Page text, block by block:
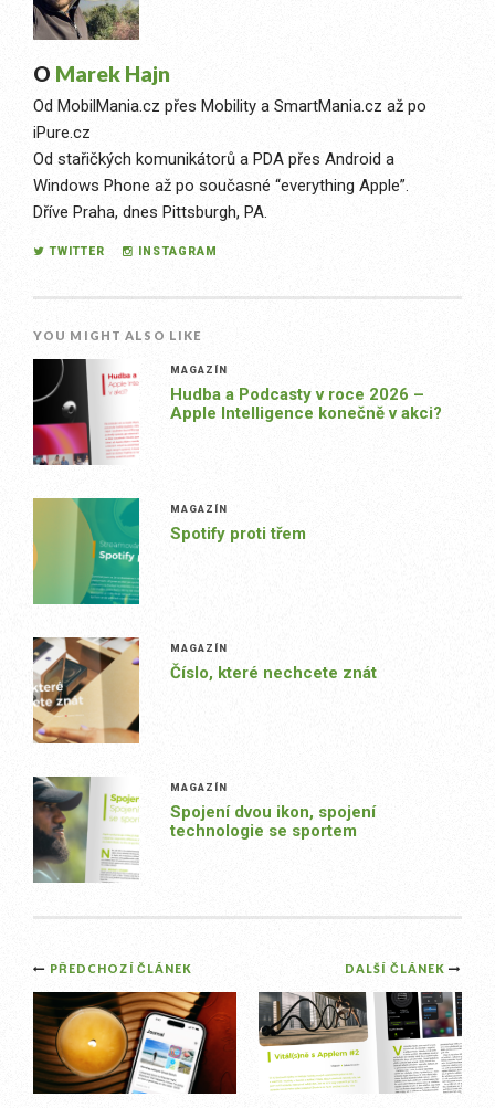
O Marek Hajn
Od MobilMania.cz přes Mobility a SmartMania.cz až po
iPure.cz
Od stařičkých komunikátorů a PDA přes Android a
Windows Phone až po současné “everything Apple”.
Dříve Praha, dnes Pittsburgh, PA.
TWITTER INSTAGRAM
YOU MIGHT ALSO LIKE
MAGAZÍN
Hudba a Podcasty v roce 2026 –
Apple Intelligence konečně v akci?
MAGAZÍN
Spotify proti třem
MAGAZÍN
Číslo, které nechcete znát
MAGAZÍN
Spojení dvou ikon, spojení
technologie se sportem
Post
navigation
DALŠÍ ČLÁNEK
PŘEDCHOZÍ ČLÁNEK